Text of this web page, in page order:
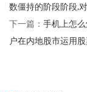
数僵持的阶段阶段,
下一篇： 手机上怎
户在内地股市运用